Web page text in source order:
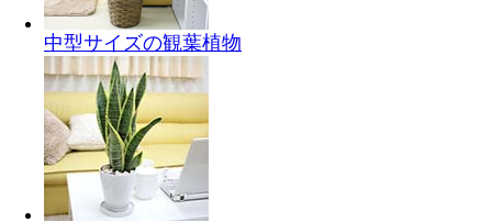
中型サイズの観葉植物